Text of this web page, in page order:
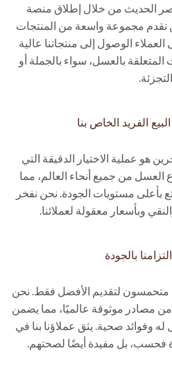
الحديث من خلال إطلاق منصة
نقدم مجموعة واسعة من المنتجات
الوصول إلى منتجاتنا عالية
بالعسل، سواء بالجملة أو
التجزئة.
الفريد الخاص بنا
هو عملية الاختيار الدقيقة التي
العسل من جميع أنحاء العالم، مما
بأعلى مستويات الجودة. نحن نفخر
وبأسعار معقولة لعملائنا.
التزامنا بالجودة
متحمسون لتقديم الأفضل فقط. نحن
مصادر موثوقة عالميًا، مما يضمن
وفوائد صحية. يثق عملاؤنا بنا في
فحسب، بل مفيدة أيضًا لصحتهم.